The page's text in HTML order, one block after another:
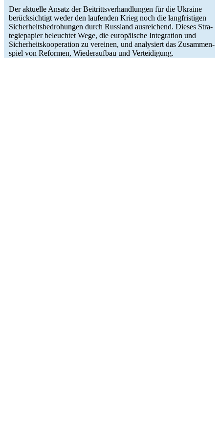
Der aktu­elle Ansatz der Bei­tritts­ver­hand­lun­gen für die Ukraine
berück­sich­tigt weder den lau­fen­den Krieg noch die lang­fris­ti­gen
Sicher­heits­be­dro­hun­gen durch Russ­land aus­rei­chend. Dieses Stra­
te­gie­pa­pier beleuch­tet Wege, die euro­päi­sche Inte­gra­tion und
Sicher­heits­ko­ope­ra­tion zu ver­ei­nen, und ana­ly­siert das Zusam­men­
spiel von Refor­men, Wie­der­auf­bau und Verteidigung.